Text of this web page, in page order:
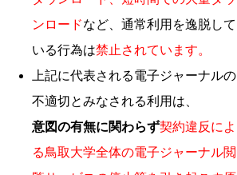
ンロードなど、通常利用を逸脱して
いる行為は禁止されています。
上記に代表される電子ジャーナルの
不適切とみなされる利用は、
意図の有無に関わらず契約違反によ
る鳥取大学全体の電子ジャーナル閲